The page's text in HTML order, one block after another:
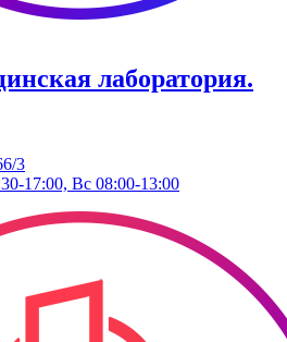
лаборатория.
3
17:00, Вс 08:00-13:00